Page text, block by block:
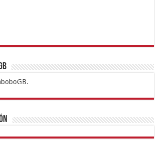
KralbetSupertotobetTipobetMatadorbetMariobet